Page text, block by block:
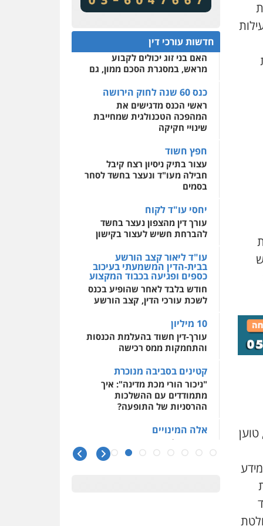
את
שירותים מקצועיים לעורכי
דין
0522508109
אחסון אתרים
מהירות הגנה גיבוי
לעורכי דין
מרכז התחלה חדשה
שירותים מקצועיים לעורכי
דין
0544500346
חדשות עורכי דין
מע"מ ומוסדות ללא כוונת רווח
המתח שבין חוק יחסי ממון
לבין חוק הירושה
האם בני זוג יכולים לקבוע
מראש, במסגרת הסכם ממון, גם
כנס 60 שנה לחוק הירושה
ראשי הכנס מדגישים את
המהפכה הטכנולגית שמחייבת
שינויי חקיקה
חפץ חשוד
עצור בתיק ניסיון רצח קיבל
חבילה מעו"ד ונעצר בחשד לסחר
בסמים
יחסי עו"ד לקוח
עורך דין מהצפון נעצר בחשד
להברחת חשיש לעצור בקישון
עו"ד ליאור קצב הורשע
בבית-הדין המשמעתי בעיכוב
כספים ופגיעה בכבוד המקצוע
חודש בלבד לאחר שהופיע בכנס
לשכת עורכי הדין, קצב הורשע
10 מיליון
עורך-דין חשוד בהעלמת הכנסות
והתחמקות ממס רכישה
קטינים בסביבה מנוכרת
"ניכור הורי מכת מדינה": איך
מתמודדים עם ההשלכות
ההרסניות של התופעה?
אלה המינויים
הוועדה לבחירת שופטים בחרה
26 שופטים ורשמים נוספים